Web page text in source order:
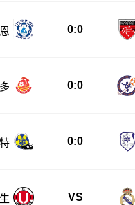
0:0
0:0
0:0
VS